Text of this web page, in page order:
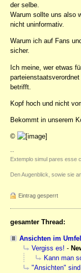
der selbe.
Warum sollte uns also
nicht uninformativ.
Warum ich auf Fans
sicher.
Ich meine, wer etwas
betrifft.
Kopf hoch und nicht
Bekommt in unserem
©
--
Extemplo simul pares esse
Den Augenblick, sowie sie
Eintrag gesperrt
gesamter Thread:
Ansichten im
Vergiss es! -
Kann man
"Ansichten"